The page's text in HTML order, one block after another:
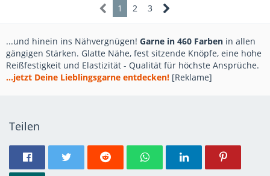
1 2 3
...und hinein ins Nähvergnügen! Garne in 460 Farben in allen
gängigen Stärken. Glatte Nähe, fest sitzende Knöpfe, eine hohe
Reißfestigkeit und Elastizität - Qualität für höchste Ansprüche.
...jetzt Deine Lieblingsgarne entdecken! [Reklame]
Teilen